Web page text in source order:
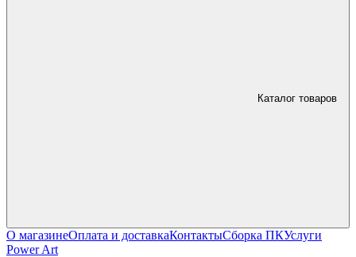
Каталог товаров
О магазинеОплата и доставкаКонтактыСборка ПКУслуги
Power Art